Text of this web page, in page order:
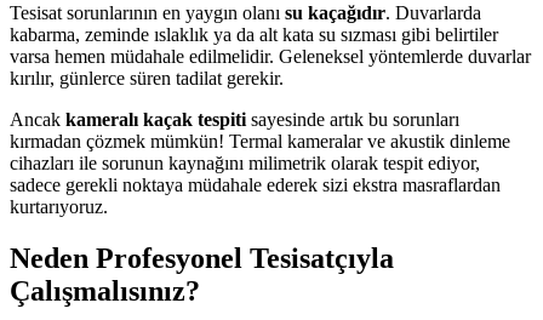
Tesisat sorunlarının en yaygın olanı su kaçağıdır. Duvarlarda
kabarma, zeminde ıslaklık ya da alt kata su sızması gibi belirtiler
varsa hemen müdahale edilmelidir. Geleneksel yöntemlerde duvarlar
kırılır, günlerce süren tadilat gerekir.
Ancak kameralı kaçak tespiti sayesinde artık bu sorunları
kırmadan çözmek mümkün! Termal kameralar ve akustik dinleme
cihazları ile sorunun kaynağını milimetrik olarak tespit ediyor,
sadece gerekli noktaya müdahale ederek sizi ekstra masraflardan
kurtarıyoruz.
Neden Profesyonel Tesisatçıyla
Çalışmalısınız?